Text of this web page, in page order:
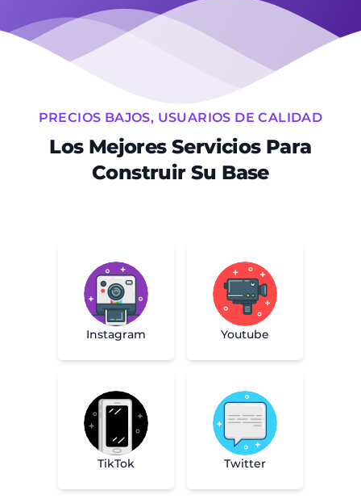
PRECIOS BAJOS, USUARIOS DE CALIDAD
Los Mejores Servicios Para
Construir Su Base
Instagram Youtube
TikTok Twitter